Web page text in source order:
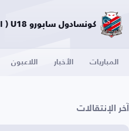
كونسادول سابورو U18 ( اليابان )
المباريات الأخبار اللاعبون
آخر الإنتقالات